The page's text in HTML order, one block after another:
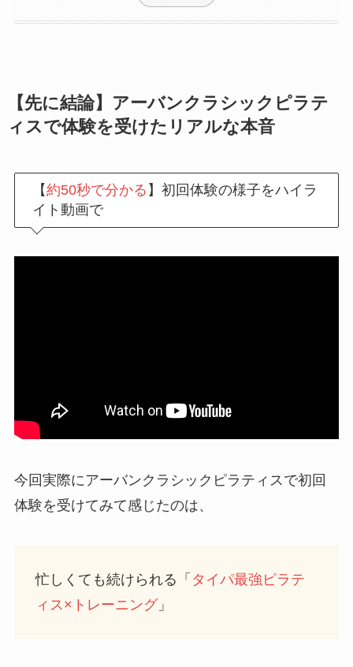
【先に結論】アーバンクラシックピラテ
ィスで体験を受けたリアルな本音
【約50秒で分かる 】初回体験の様子をハイラ
イト動画で
今回実際にアーバンクラシックピラティスで初回
体験を受けてみて感じたのは、
忙しくても続けられる「 タイパ最強ピラテ
ィス×トレーニング」